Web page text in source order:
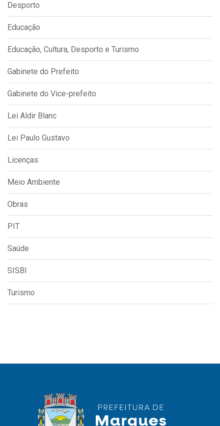
Desporto
Educação
Educação, Cultura, Desporto e Turismo
Gabinete do Prefeito
Gabinete do Vice-prefeito
Lei Aldir Blanc
Lei Paulo Gustavo
Licenças
Meio Ambiente
Obras
PIT
Saúde
SISBI
Turismo